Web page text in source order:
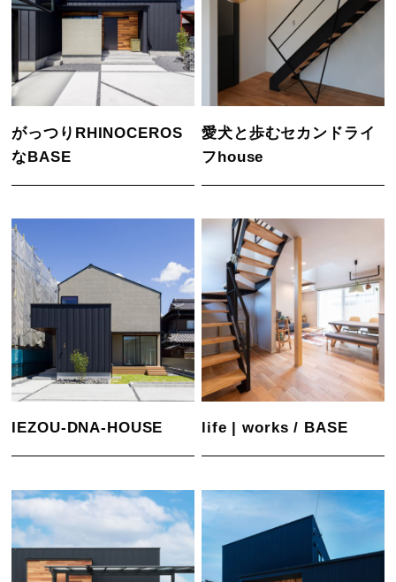
がっつりRHINOCEROS
なBASE
愛犬と歩むセカンドライ
フhouse
IEZOU-DNA-HOUSE life | works / BASE